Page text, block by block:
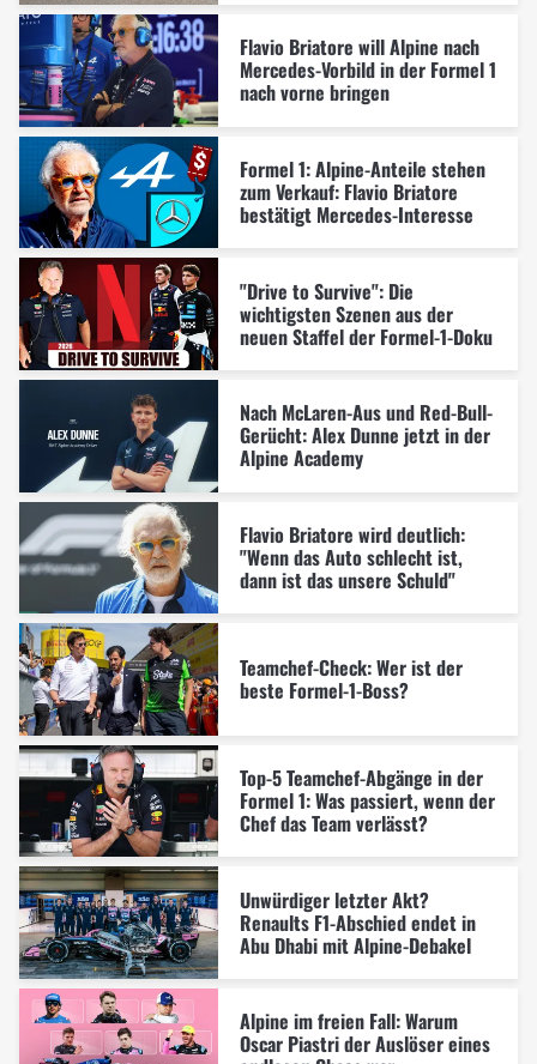
Flavio Briatore will Alpine nach
Mercedes-Vorbild in der Formel 1
nach vorne bringen
Formel 1: Alpine-Anteile stehen
zum Verkauf: Flavio Briatore
bestätigt Mercedes-Interesse
"Drive to Survive": Die
wichtigsten Szenen aus der
neuen Staffel der Formel-1-Doku
Nach McLaren-Aus und Red-Bull-
Gerücht: Alex Dunne jetzt in der
Alpine Academy
Flavio Briatore wird deutlich:
"Wenn das Auto schlecht ist,
dann ist das unsere Schuld"
Teamchef-Check: Wer ist der
beste Formel-1-Boss?
Top-5 Teamchef-Abgänge in der
Formel 1: Was passiert, wenn der
Chef das Team verlässt?
Unwürdiger letzter Akt?
Renaults F1-Abschied endet in
Abu Dhabi mit Alpine-Debakel
Alpine im freien Fall: Warum
Oscar Piastri der Auslöser eines